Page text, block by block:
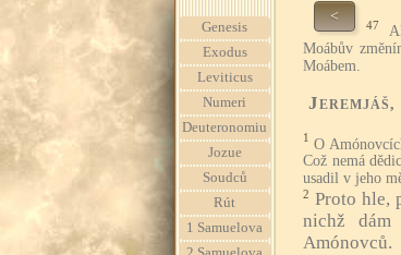
Genesis
Exodus
Leviticus
Numeri
Deuteronomiu
Jozue
Soudců
Rút
1 Samuelova
<
47
Moábův
Moábem.
Jeremjáš,
1 O
Což nemá
usadil v jeho
2 Proto hle,
nichž dám